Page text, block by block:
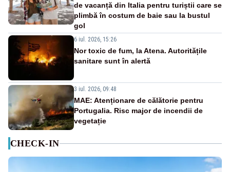
de vacanță din Italia pentru turiștii care se
plimbă în costum de baie sau la bustul
gol
6 iul. 2026, 15:26
Nor toxic de fum, la Atena. Autoritățile
sanitare sunt în alertă
3 iul. 2026, 09:48
MAE: Atenționare de călătorie pentru
Portugalia. Risc major de incendii de
vegetație
CHECK-IN